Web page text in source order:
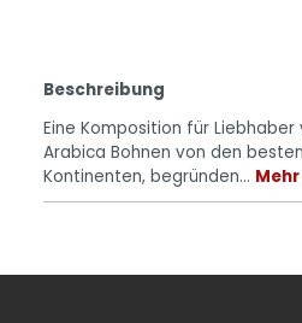
Beschreibung
Eine Komposition für
Arabica Bohnen von den
Kontinenten, begründen… Mehr